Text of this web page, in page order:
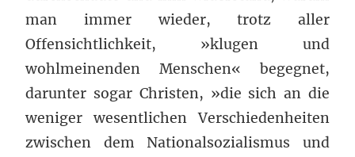
man immer wieder, trotz aller
Offensichtlichkeit, »klugen und
wohlmeinenden Menschen« begegnet,
darunter sogar Christen, »die sich an die
weniger wesentlichen Verschiedenheiten
zwischen dem Nationalsozialismus und